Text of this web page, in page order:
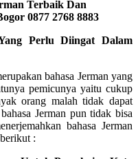
Terbaik Dan
0877 2768 8883
Perlu Diingat Dalam
bahasa Jerman yang
pemicunya yaitu cukup
orang malah tidak dapat
Jerman pun tidak bisa
bahasa Jerman
: